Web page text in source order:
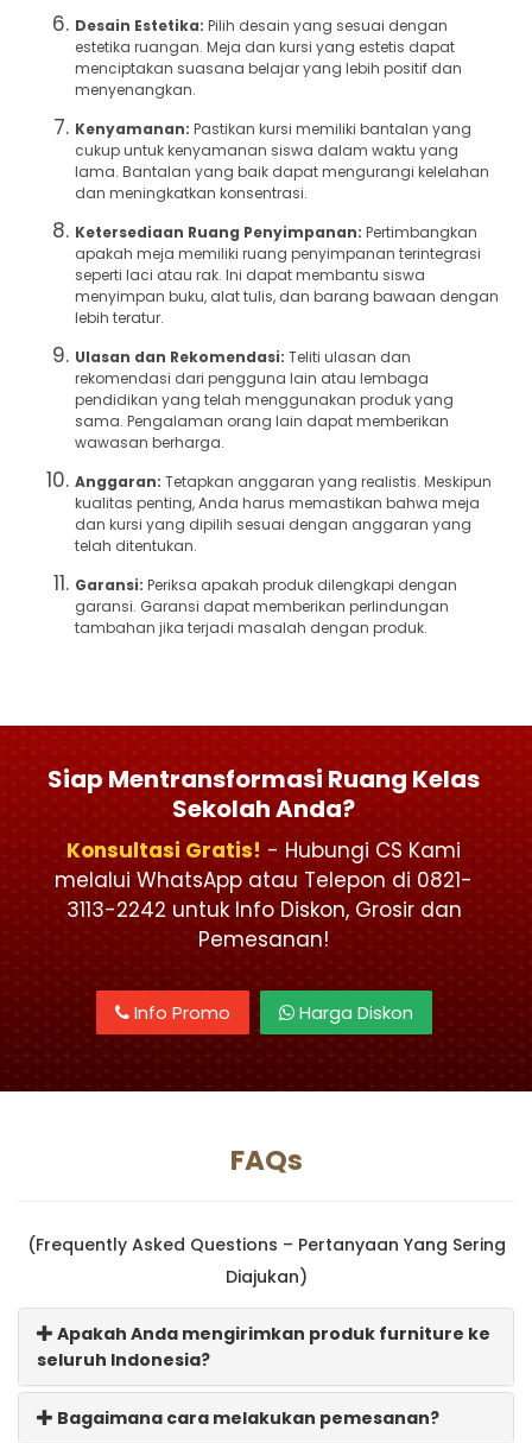
Desain Estetika: Pilih desain yang sesuai dengan
estetika ruangan. Meja dan kursi yang estetis dapat
menciptakan suasana belajar yang lebih positif dan
menyenangkan.
Kenyamanan: Pastikan kursi memiliki bantalan yang
cukup untuk kenyamanan siswa dalam waktu yang
lama. Bantalan yang baik dapat mengurangi kelelahan
dan meningkatkan konsentrasi.
Ketersediaan Ruang Penyimpanan: Pertimbangkan
apakah meja memiliki ruang penyimpanan terintegrasi
seperti laci atau rak. Ini dapat membantu siswa
menyimpan buku, alat tulis, dan barang bawaan dengan
lebih teratur.
Ulasan dan Rekomendasi: Teliti ulasan dan
rekomendasi dari pengguna lain atau lembaga
pendidikan yang telah menggunakan produk yang
sama. Pengalaman orang lain dapat memberikan
wawasan berharga.
Anggaran: Tetapkan anggaran yang realistis. Meskipun
kualitas penting, Anda harus memastikan bahwa meja
dan kursi yang dipilih sesuai dengan anggaran yang
telah ditentukan.
Garansi: Periksa apakah produk dilengkapi dengan
garansi. Garansi dapat memberikan perlindungan
tambahan jika terjadi masalah dengan produk.
Siap Mentransformasi Ruang Kelas
Sekolah Anda?
Konsultasi Gratis! - Hubungi CS Kami
melalui WhatsApp atau Telepon di 0821-
3113-2242 untuk Info Diskon, Grosir dan
Pemesanan!
Info Promo Harga Diskon
FAQs
(Frequently Asked Questions – Pertanyaan Yang Sering
Diajukan)
Apakah Anda mengirimkan produk furniture ke
seluruh Indonesia?
Bagaimana cara melakukan pemesanan?